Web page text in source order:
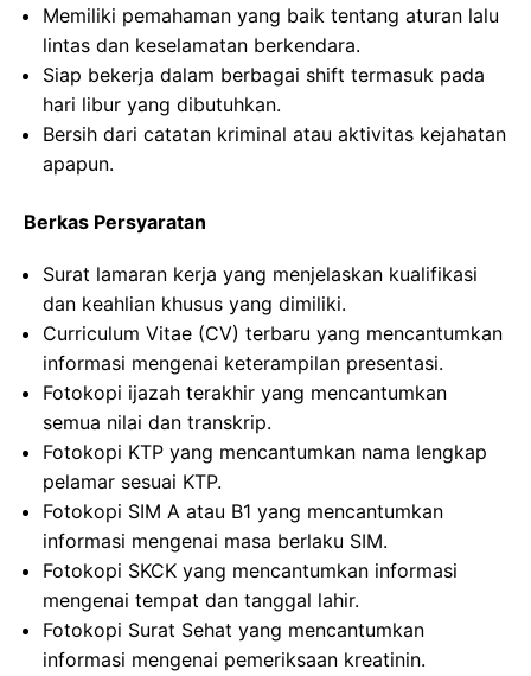
Memiliki pemahaman yang baik tentang aturan lalu
lintas dan keselamatan berkendara.
Siap bekerja dalam berbagai shift termasuk pada
hari libur yang dibutuhkan.
Bersih dari catatan kriminal atau aktivitas kejahatan
apapun.
Berkas Persyaratan
Surat lamaran kerja yang menjelaskan kualifikasi
dan keahlian khusus yang dimiliki.
Curriculum Vitae (CV) terbaru yang mencantumkan
informasi mengenai keterampilan presentasi.
Fotokopi ijazah terakhir yang mencantumkan
semua nilai dan transkrip.
Fotokopi KTP yang mencantumkan nama lengkap
pelamar sesuai KTP.
Fotokopi SIM A atau B1 yang mencantumkan
informasi mengenai masa berlaku SIM.
Fotokopi SKCK yang mencantumkan informasi
mengenai tempat dan tanggal lahir.
Fotokopi Surat Sehat yang mencantumkan
informasi mengenai pemeriksaan kreatinin.